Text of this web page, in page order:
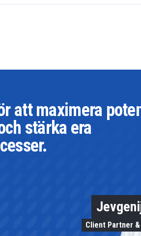
att maximera
stärka era
Client Partner